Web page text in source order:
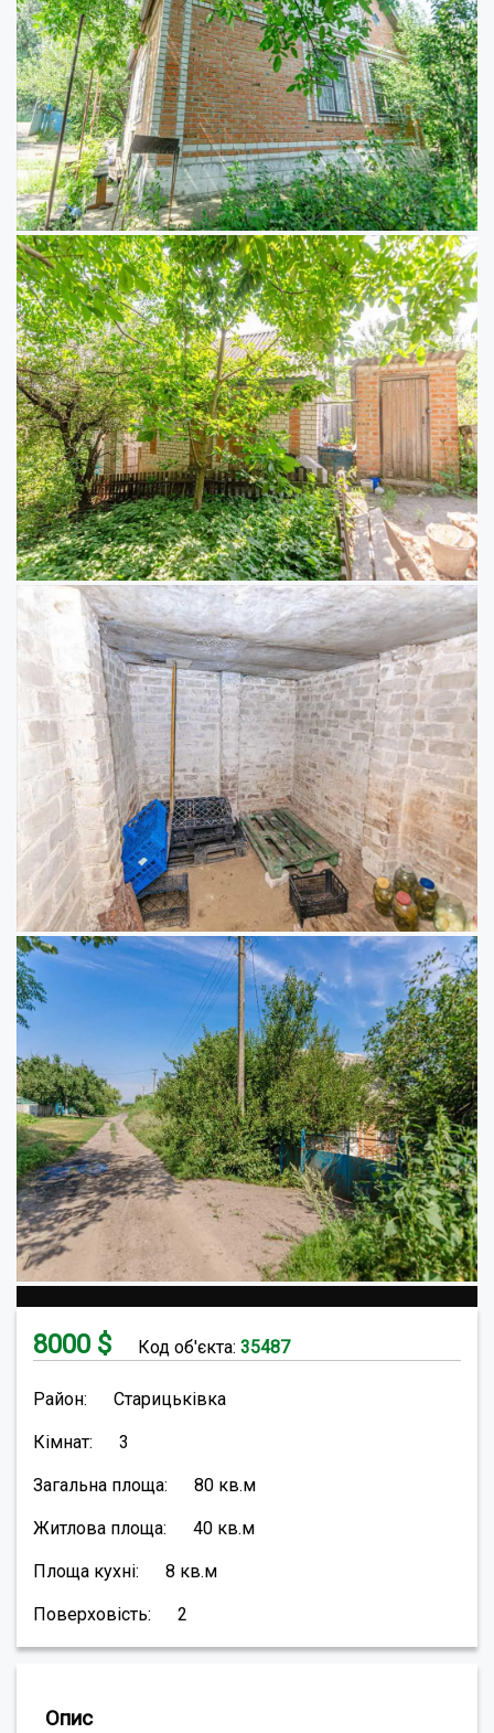
8000 $ Код об'єкта: 35487
Район: Старицьківка
Кімнат: 3
Загальна площа: 80 кв.м
Житлова площа: 40 кв.м
Площа кухні: 8 кв.м
Поверховість: 2
Опис